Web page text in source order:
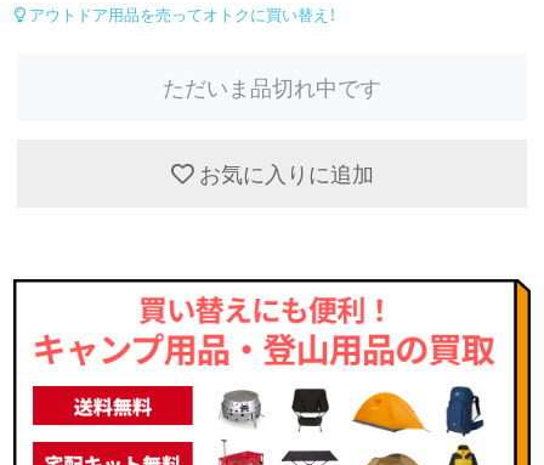
アウトドア用品を売ってオトクに買い替え！
ただいま品切れ中です
お気に入りに追加